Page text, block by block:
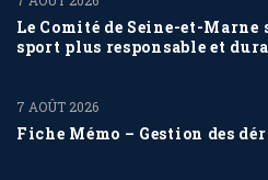
Le Comité de Seine-et-Marne
sport plus responsable et
Fiche Mémo – Gestion des
7 AOÛT 2026